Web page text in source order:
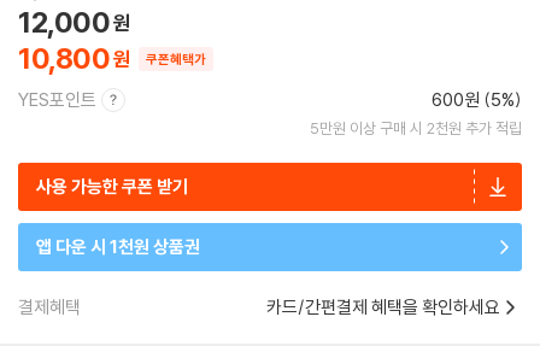
10,800
12,000
쿠폰혜택가
YES포인트 600원 (5%)
5만원 이상 구매 시 2천원 추가 적립
사용 가능한 쿠폰 받기
앱 다운 시 1천원 상품권
결제혜택 카드/간편결제 혜택을 확인하세요